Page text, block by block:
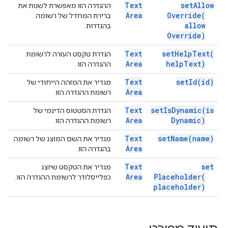
setAllow
Override(
allow
Override)
Text
Area
ההגדרה הזו מאפשרת לשנות את
ברירת המחדל של רשומה
בהגדרות.
setHelpText(
helpText)
Text
Area
הגדרת טקסט העזרה לרשומת
ההגדרה הזו.
setId(id)
Text
Area
מגדיר את המזהה הייחודי של
רשומת ההגדרה הזו.
setIsDynamic(is
Dynamic)
Text
Area
הגדרת הסטטוס הדינמי של
רשומת ההגדרה הזו.
setName(name)
Text
Area
מגדיר את השם המוצג של רשומה
בהגדרה הזו.
set
Placeholder(
placeholder)
Text
Area
מגדיר את הטקסט שיוצג
כפלייסלודר לרשומת ההגדרה הזו.